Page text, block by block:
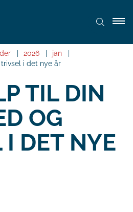
2026
jan
i det nye år
TIL DIN
OG
I DET NYE